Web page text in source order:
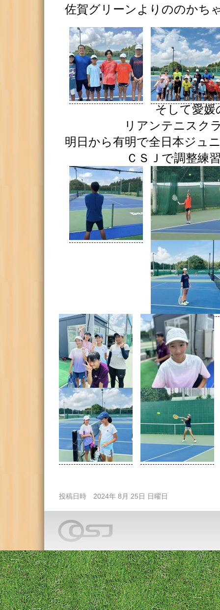
佐賀グリーンよりののかち
そして愛媛
リアンテニスク
明日から有明で全日本ジュ
ＣＳＪで調整練
投稿日時 2024年 8月 25日 日曜日